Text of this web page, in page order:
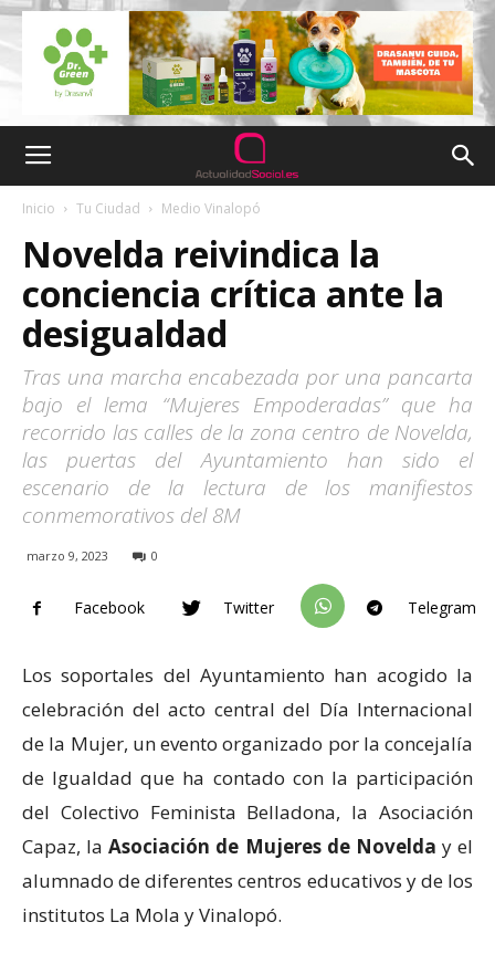
Inicio Tu Ciudad Medio Vinalopó
Novelda reivindica la
conciencia crítica ante la
desigualdad
Tras una marcha encabezada por una pancarta
bajo el lema “Mujeres Empoderadas” que ha
recorrido las calles de la zona centro de Novelda,
las puertas del Ayuntamiento han sido el
escenario de la lectura de los manifiestos
conmemorativos del 8M
marzo 9, 2023 0
Facebook Twitter Telegram
Los soportales del Ayuntamiento han acogido la
celebración del acto central del Día Internacional
de la Mujer, un evento organizado por la concejalía
de Igualdad que ha contado con la participación
del Colectivo Feminista Belladona, la Asociación
Capaz, laAsociación de Mujeres de Novelda y el
alumnado de diferentes centros educativos y de los
institutos La Mola y Vinalopó.